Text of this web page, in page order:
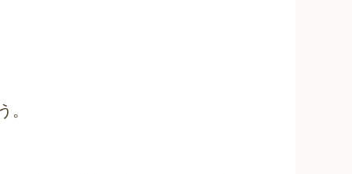
。